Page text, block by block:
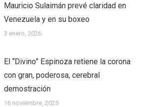
Mauricio Sulaimán prevé claridad en
Venezuela y en su boxeo
3 enero, 2026
El “Divino” Espinoza retiene la corona
con gran, poderosa, cerebral
demostración
16 noviembre, 2025